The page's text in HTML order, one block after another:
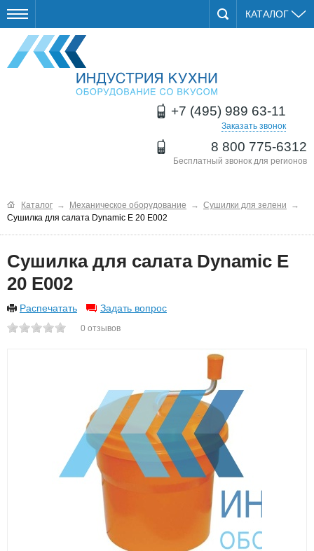
КАТАЛОГ
+7 (495) 989 63-11
Заказать звонок
8 800 775-6312
Бесплатный звонок для регионов
Каталог → Механическое оборудование → Сушилки для зелени
→
Сушилка для салата Dynamic E 20 E002
Сушилка для салата Dynamic E
20 E002
Распечатать Задать вопрос
0 отзывов